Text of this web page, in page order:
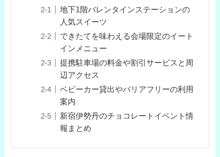
地下1階バレンタインステーションの
人気スイーツ
できたてを味わえる会場限定のイート
インメニュー
提携駐車場の料金や割引サービスと周
辺アクセス
ベビーカー貸出やバリアフリーの利用
案内
新宿伊勢丹のチョコレートイベント情
報まとめ